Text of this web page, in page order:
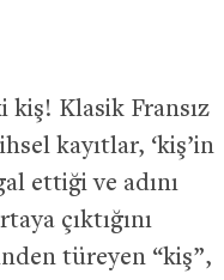
kiş! Klasik Fransız
kayıtlar, ‘kiş’in
ettiği ve adını
çıktığını
türeyen “kiş”,